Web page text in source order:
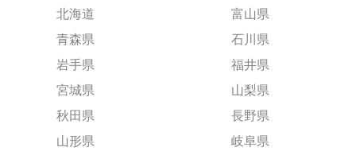
北海道
青森県
岩手県
宮城県
秋田県
山形県
富山県
石川県
福井県
山梨県
長野県
岐阜県